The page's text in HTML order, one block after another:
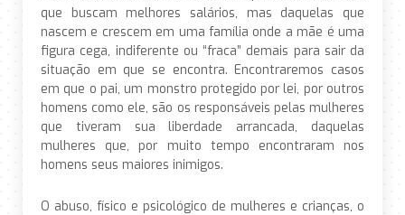
que buscam melhores salários, mas daquelas que
nascem e crescem em uma família onde a mãe é uma
figura cega, indiferente ou “fraca” demais para sair da
situação em que se encontra. Encontraremos casos
em que o pai, um monstro protegido por lei, por outros
homens como ele, são os responsáveis pelas mulheres
que tiveram sua liberdade arrancada, daquelas
mulheres que, por muito tempo encontraram nos
homens seus maiores inimigos.
O abuso, físico e psicológico de mulheres e crianças, o